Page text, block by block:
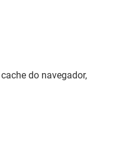
do navegador,